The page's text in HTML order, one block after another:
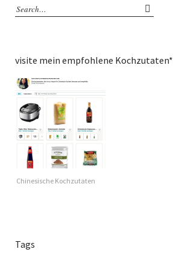
visite mein empfohlene Kochzutaten*
Chinesische Kochzutaten
Tags